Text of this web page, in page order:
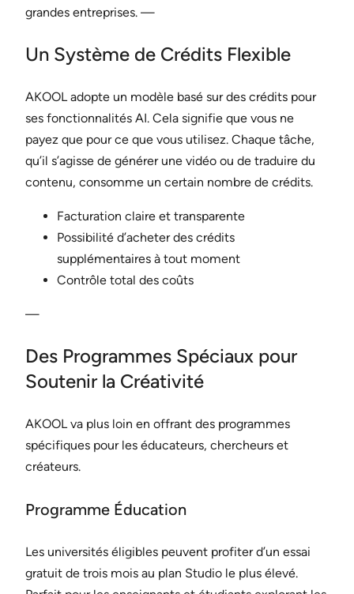
grandes entreprises. —
Un Système de Crédits Flexible
AKOOL adopte un modèle basé sur des crédits pour
ses fonctionnalités AI. Cela signifie que vous ne
payez que pour ce que vous utilisez. Chaque tâche,
qu’il s’agisse de générer une vidéo ou de traduire du
contenu, consomme un certain nombre de crédits.
Facturation claire et transparente
Possibilité d’acheter des crédits
supplémentaires à tout moment
Contrôle total des coûts
—
Des Programmes Spéciaux pour
Soutenir la Créativité
AKOOL va plus loin en offrant des programmes
spécifiques pour les éducateurs, chercheurs et
créateurs.
Programme Éducation
Les universités éligibles peuvent profiter d’un essai
gratuit de trois mois au plan Studio le plus élevé.